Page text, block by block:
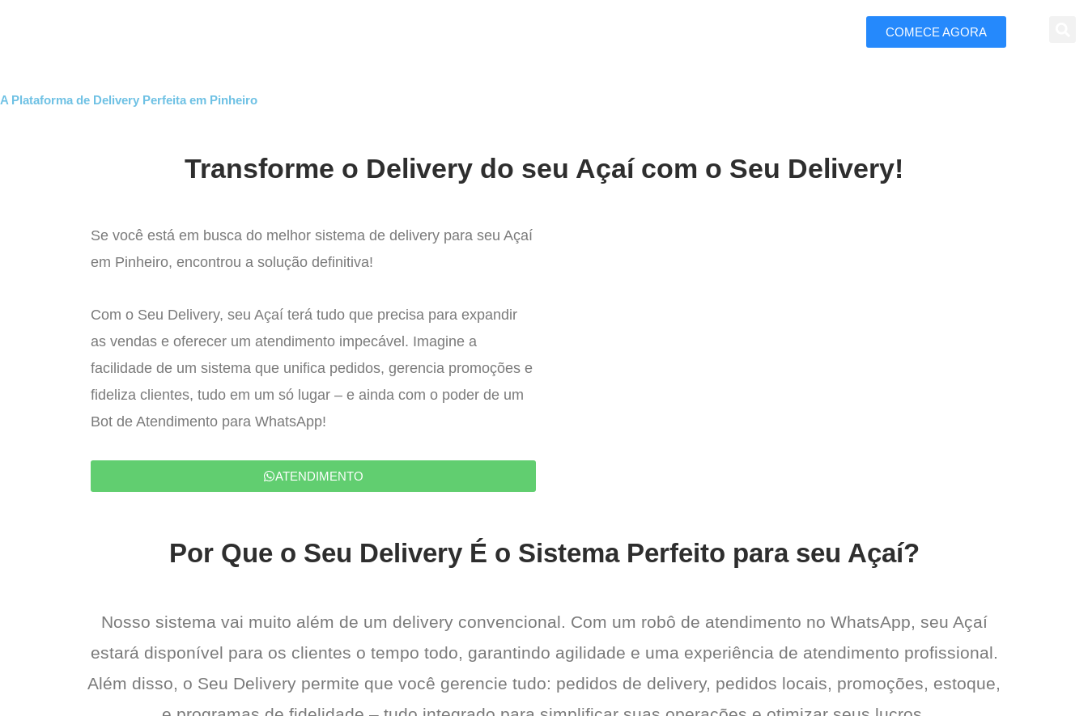
COMECE AGORA
A Plataforma de Delivery Perfeita em Pinheiro
Transforme o Delivery do seu Açaí com o Seu Delivery!
Se você está em busca do melhor sistema de delivery para seu Açaí
em Pinheiro, encontrou a solução definitiva!
Com o Seu Delivery, seu Açaí terá tudo que precisa para expandir
as vendas e oferecer um atendimento impecável. Imagine a
facilidade de um sistema que unifica pedidos, gerencia promoções e
fideliza clientes, tudo em um só lugar – e ainda com o poder de um
Bot de Atendimento para WhatsApp!
ATENDIMENTO
Por Que o Seu Delivery É o Sistema Perfeito para seu Açaí?
Nosso sistema vai muito além de um delivery convencional. Com um robô de atendimento no WhatsApp, seu Açaí
estará disponível para os clientes o tempo todo, garantindo agilidade e uma experiência de atendimento profissional.
Além disso, o Seu Delivery permite que você gerencie tudo: pedidos de delivery, pedidos locais, promoções, estoque,